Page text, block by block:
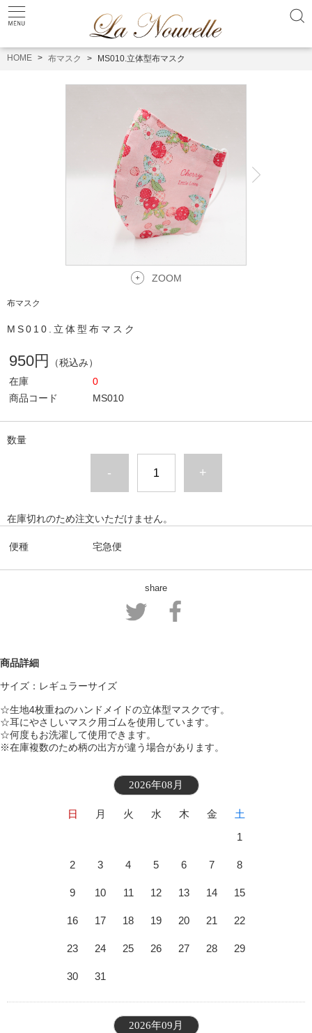
HOME 布マスク MS010.立体型布マスク
ZOOM
布マスク
MS010.立体型布マスク
950円
（税込み）
在庫
0
商品コード
MS010
数量
- +
在庫切れのため注文いただけません。
便種 宅急便
share
商品詳細
サイズ：レギュラーサイズ
☆生地4枚重ねのハンドメイドの立体型マスクです。
☆耳にやさしいマスク用ゴムを使用しています。
☆何度もお洗濯して使用できます。
※在庫複数のため柄の出方が違う場合があります。
2026年08月
日 月 火 水 木 金
土
1
2 3 4 5 6 7 8
9 10 11 12 13 14 15
16 17 18 19 20 21 22
23 24 25 26 27 28 29
30 31
2026年09月